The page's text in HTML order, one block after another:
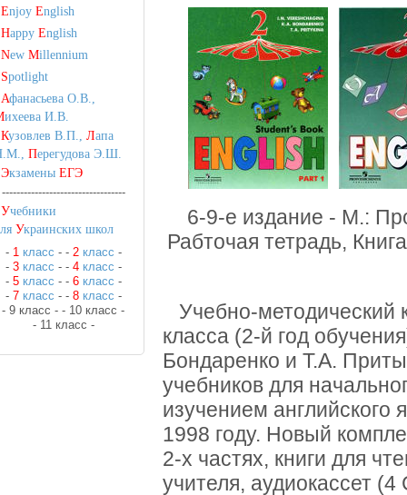
6-9-е издание - М.:
Рабточая тетрадь,
Учебно-методический
класса (2-й год
Бондаренко и Т.А.
учебников для
изучением английского
1998 году. Новый
2-х частях, книги для
учителя, аудиокассет (4
Enjoy English
Happy English
New Millennium
Spotlight
Афанасьева О.В.,
ихеева И.В.
Кузовлев В.П., Лапа
Перегудова Э.Ш.
Экзамены ЕГЭ
----------------------------------
Учебники
Украинских школ
- 1 класс - - 2 класс -
- 3 класс - - 4класс -
- 5 класс - - 6класс -
- 7 класс - - 8 класс -
- 9 класс - - 10 класс -
- 11 класс -